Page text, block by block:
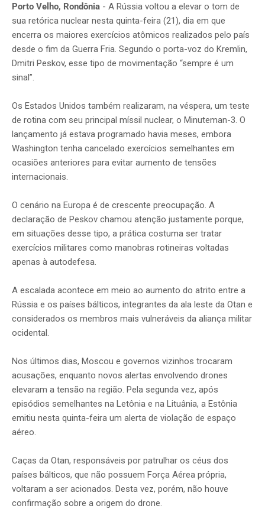
Porto Velho, Rondônia - A Rússia voltou a elevar o tom de
sua retórica nuclear nesta quinta-feira (21), dia em que
encerra os maiores exercícios atômicos realizados pelo país
desde o fim da Guerra Fria. Segundo o porta-voz do Kremlin,
Dmitri Peskov, esse tipo de movimentação “sempre é um
sinal”.
Os Estados Unidos também realizaram, na véspera, um teste
de rotina com seu principal míssil nuclear, o Minuteman-3. O
lançamento já estava programado havia meses, embora
Washington tenha cancelado exercícios semelhantes em
ocasiões anteriores para evitar aumento de tensões
internacionais.
O cenário na Europa é de crescente preocupação. A
declaração de Peskov chamou atenção justamente porque,
em situações desse tipo, a prática costuma ser tratar
exercícios militares como manobras rotineiras voltadas
apenas à autodefesa.
A escalada acontece em meio ao aumento do atrito entre a
Rússia e os países bálticos, integrantes da ala leste da Otan e
considerados os membros mais vulneráveis da aliança militar
ocidental.
Nos últimos dias, Moscou e governos vizinhos trocaram
acusações, enquanto novos alertas envolvendo drones
elevaram a tensão na região. Pela segunda vez, após
episódios semelhantes na Letônia e na Lituânia, a Estônia
emitiu nesta quinta-feira um alerta de violação de espaço
aéreo.
Caças da Otan, responsáveis por patrulhar os céus dos
países bálticos, que não possuem Força Aérea própria,
voltaram a ser acionados. Desta vez, porém, não houve
confirmação sobre a origem do drone.